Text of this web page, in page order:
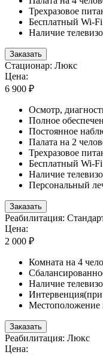
Трехразовое
Бесплатный Wi-Fi
Наличие
Заказать
Стационар: Люкс
Цена:
6 900 ₽
Осмотр,
Полное
Постоянное
Палата на 2
Трехразовое
Бесплатный Wi-Fi
Наличие
Персональный
Заказать
Реабилитация:
Цена:
2 000 ₽
Комната на 4
Наличие
Местоположение
Заказать
Реабилитация: Люкс
Цена: